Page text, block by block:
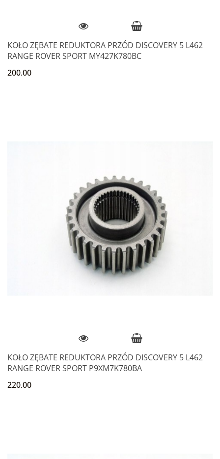
KOŁO ZĘBATE REDUKTORA PRZÓD DISCOVERY 5 L462
RANGE ROVER SPORT MY427K780BC
200.00
KOŁO ZĘBATE REDUKTORA PRZÓD DISCOVERY 5 L462
RANGE ROVER SPORT P9XM7K780BA
220.00